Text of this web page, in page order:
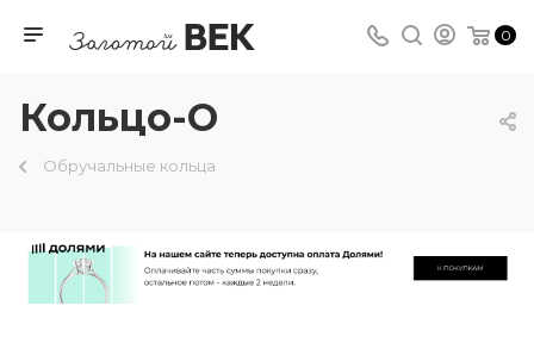
0
Кольцо-О
Обручальные кольца